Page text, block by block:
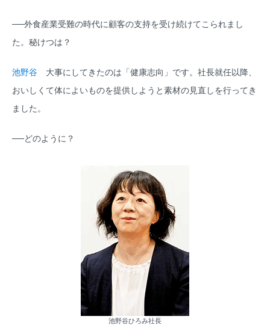
──外食産業受難の時代に顧客の支持を受け続けてこられまし
た。秘けつは？
池野谷 大事にしてきたのは「健康志向」です。社長就任以降、
おいしくて体によいものを提供しようと素材の見直しを行ってき
ました。
──どのように？
池野谷ひろみ社長